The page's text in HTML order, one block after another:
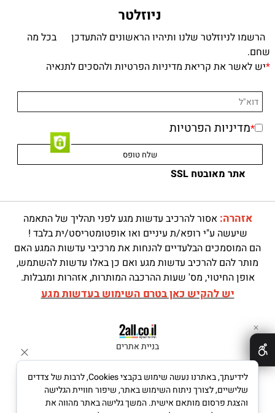
ניוזלטר
הרשמו לניוזלטר שלנו ותיהיו הראשונים להתעדכן בכל מה
שחם.
*יש לאשר את קריאת מדיניות הפרטיות ולהסכים לתנאיה
*מדיניות הפרטיות
אתר מאובטח SSL
אזהרה: אסור להרכיב עדשות מגע לפני תהליך של התאמה
שיעשה ע"י רופא/ת עיניים ואו אופטומטריסט/ית בלבד !
הם המוסמכים הבלעדיים להנחות את מרכיבי עדשות המגע האם
מותר להם להרכיב עדשות מגע ואם כן באלו עדשות להשתמש,
אופן החיטוי, מס' שעות ההרכבה המותרות, אזהרות ומגבלות.
יש להקיש כאן בטרם השימוש בעדשות מגע
בניית אתרים
✕
לידיעתך, באתרנו נעשה שימוש בקבצי Cookies, לרבות של צדדים
שלישיים, לצורך ניתוח השימוש באתר, שיפור חוויית הגלישה
והצגת פרסום מותאם אישית. המשך גלישה באתר מהווה את